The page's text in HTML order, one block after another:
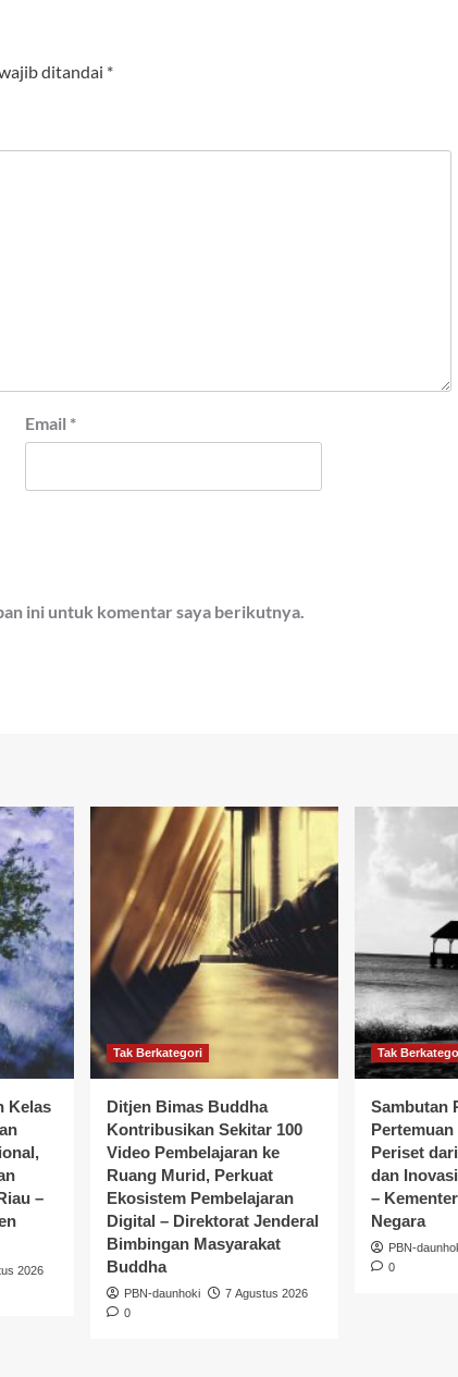
ditandai *
Email *
ini untuk komentar saya berikutnya.
Kelas
–
2026
Tak Berkategori
Ditjen Bimas Buddha
Kontribusikan Sekitar 100
Video Pembelajaran ke
Ruang Murid, Perkuat
Ekosistem Pembelajaran
Digital – Direktorat Jenderal
Bimbingan Masyarakat
Buddha
PBN-daunhoki
7 Agustus 2026
0
Tak
Sambutan
Pertemuan
Periset
dan
–
Negara
PBN-
0